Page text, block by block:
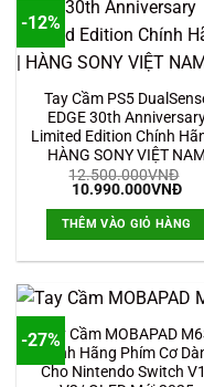
-12%
Tay Cầm PS5
EDGE 30th
Limited Edition Chính
HÀNG SONY VIỆT NAM
12.500.000VNĐ
Giá
là:
12.500.000VNĐ.
10.990.000VNĐGiá
tại
là:
THÊM VÀO GIỎ HÀNG
-27%Tay Cầm MOBAPAD
Chính Hãng Phím Cơ
Cho Nintendo Switch